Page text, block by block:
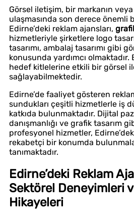
Görsel iletişim, bir markanın
ulaşmasında son derece önemli
Edirne’deki reklam ajansları,
hizmetleriyle şirketlere logo
tasarımı, ambalaj tasarımı gibi
konusunda yardımcı
hedef kitlelerine etkili bir görsel
sağlayabilmektedir.
Edirne’de faaliyet gösteren
sundukları çeşitli hizmetlerle iş
katkıda bulunmaktadır. Dijital
danışmanlığı ve grafik tasarım
profesyonel hizmetler,
rekabetçi bir konumda
tanımaktadır.
Edirne’deki Reklam
Sektörel Deneyimleri
Hikayeleri